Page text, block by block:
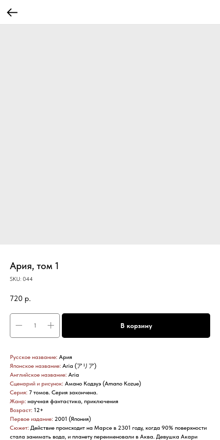
Ария, том 1
SKU: 044
720 р.
В корзину
Русское название: Ария
Японское название: Aria (アリア)
Английское название: Aria
Сценарий и рисунок: Амано Кодзуэ (Amano Kozue)
Серия: 7 томов. Серия закончена.
Жанр: научная фантастика, приключения
Возраст: 12+
Первое издание: 2001 (Япония)
Сюжет: Действие происходит на Марсе в 2301 году, когда 90% поверхности
стала занимать вода, и планету переименовали в Аква. Девушка Акари